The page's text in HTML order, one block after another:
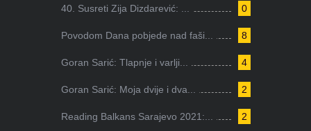
0
40. Susreti Zija Dizdarević: ...
8
Povodom Dana pobjede nad faši...
4
Goran Sarić: Tlapnje i varlji...
2
Goran Sarić: Moja dvije i dva...
2
Reading Balkans Sarajevo 2021:...